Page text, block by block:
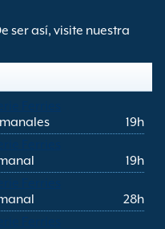
ser así, visite nuestra
19h
19h
28h